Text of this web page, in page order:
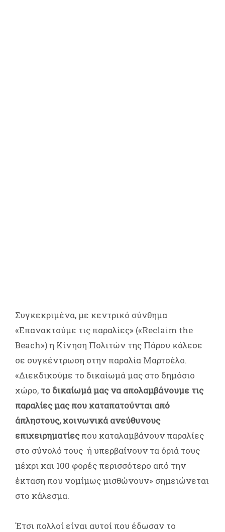
Συγκεκριμένα, με κεντρικό σύνθημα
«Επανακτούμε τις παραλίες» («Reclaim the
Beach») η Κίνηση Πολιτών της Πάρου κάλεσε
σε συγκέντρωση στην παραλία Μαρτσέλο.
«Διεκδικούμε το δικαίωμά μας στο δημόσιο
χώρο, το δικαίωμά μας να απολαμβάνουμε τις
παραλίες μας που καταπατούνται από
άπληστους, κοινωνικά ανεύθυνους
επιχειρηματίεςπου καταλαμβάνουν παραλίες
στο σύνολό τους ή υπερβαίνουν τα όριά τους
μέχρι και 100 φορές περισσότερο από την
έκταση που νομίμως μισθώνουν» σημειώνεται
στο κάλεσμα.
Έτσι πολλοί είναι αυτοί που έδωσαν το